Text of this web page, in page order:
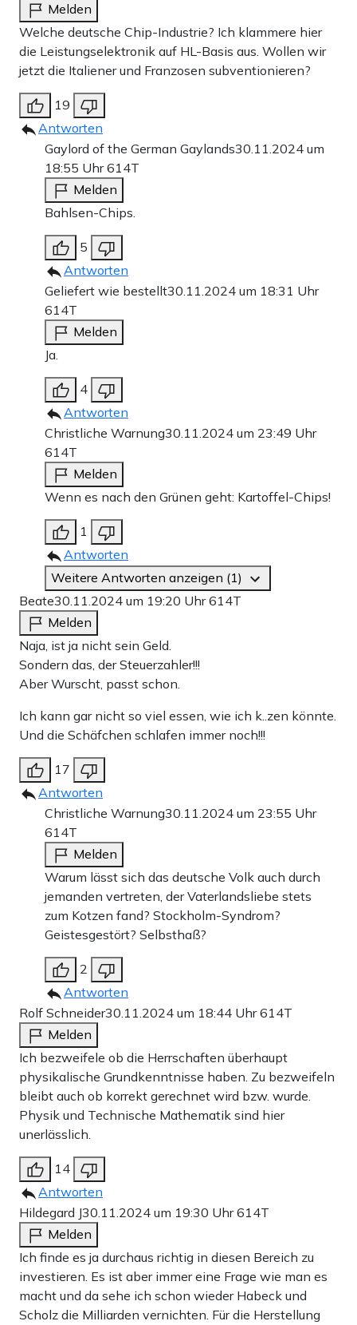
Melden
Welche deutsche Chip-Industrie? Ich klammere hier
die Leistungselektronik auf HL-Basis aus. Wollen wir
jetzt die Italiener und Franzosen subventionieren?
19
Antworten
Gaylord of the German Gaylands30.11.2024 um
18:55 Uhr614T
Melden
Bahlsen-Chips.
5
Antworten
Geliefert wie bestellt30.11.2024 um 18:31 Uhr
614T
Melden
Ja.
4
Antworten
Christliche Warnung30.11.2024 um 23:49 Uhr
614T
Melden
Wenn es nach den Grünen geht: Kartoffel-Chips!
1
Antworten
Weitere Antworten anzeigen (1)
Beate30.11.2024 um 19:20 Uhr614T
Melden
Naja, ist ja nicht sein Geld.
Sondern das, der Steuerzahler!!!
Aber Wurscht, passt schon.
Ich kann gar nicht so viel essen, wie ich k..zen könnte.
Und die Schäfchen schlafen immer noch!!!
17
Antworten
Christliche Warnung30.11.2024 um 23:55 Uhr
614T
Melden
Warum lässt sich das deutsche Volk auch durch
jemanden vertreten, der Vaterlandsliebe stets
zum Kotzen fand? Stockholm-Syndrom?
Geistesgestört? Selbsthaß?
2
Antworten
Rolf Schneider30.11.2024 um 18:44 Uhr614T
Melden
Ich bezweifele ob die Herrschaften überhaupt
physikalische Grundkenntnisse haben. Zu bezweifeln
bleibt auch ob korrekt gerechnet wird bzw. wurde.
Physik und Technische Mathematik sind hier
unerlässlich.
14
Antworten
Hildegard J30.11.2024 um 19:30 Uhr614T
Melden
Ich finde es ja durchaus richtig in diesen Bereich zu
investieren. Es ist aber immer eine Frage wie man es
macht und da sehe ich schon wieder Habeck und
Scholz die Milliarden vernichten. Für die Herstellung